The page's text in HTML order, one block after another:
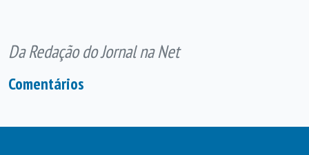
Da Redação do Jornal na Net
Comentários